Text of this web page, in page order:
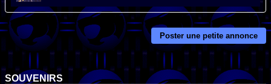
Poster une petite annonce
SOUVENIRS